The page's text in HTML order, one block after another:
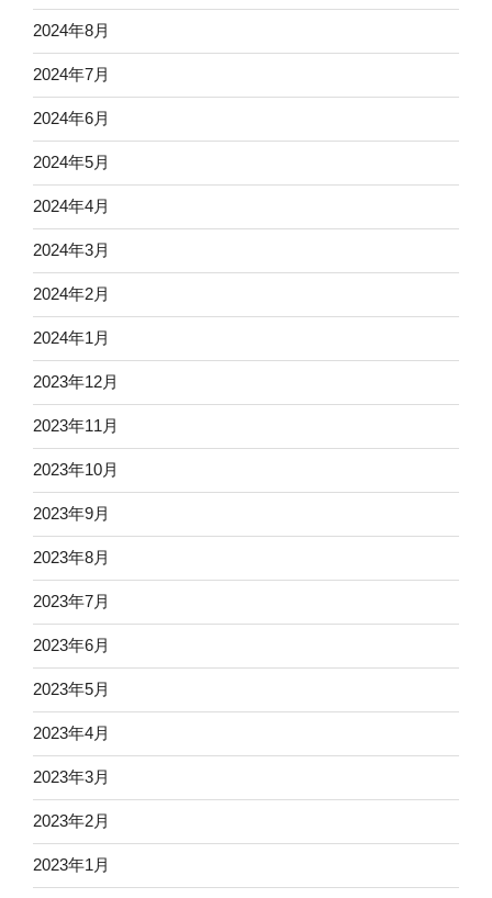
2024年8月
2024年7月
2024年6月
2024年5月
2024年4月
2024年3月
2024年2月
2024年1月
2023年12月
2023年11月
2023年10月
2023年9月
2023年8月
2023年7月
2023年6月
2023年5月
2023年4月
2023年3月
2023年2月
2023年1月